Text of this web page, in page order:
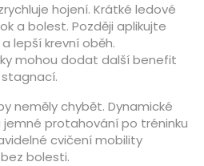
hojení. Krátké ledové
a bolest. Později aplikujte
lepší krevní oběh.
mohou dodat další benefit
neměly chybět. Dynamické
protahování po tréninku
cvičení mobility
bolesti.